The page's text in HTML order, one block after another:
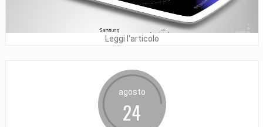
Leggi l'articolo
agosto
24